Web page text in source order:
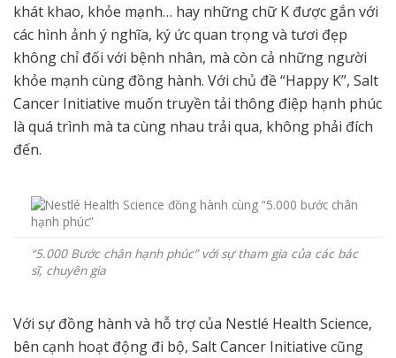
khát khao, khỏe mạnh… hay những chữ K được gắn với
các hình ảnh ý nghĩa, ký ức quan trọng và tươi đẹp
không chỉ đối với bệnh nhân, mà còn cả những người
khỏe mạnh cùng đồng hành. Với chủ đề “Happy K”, Salt
Cancer Initiative muốn truyền tải thông điệp hạnh phúc
là quá trình mà ta cùng nhau trải qua, không phải đích
đến.
“5.000 Bước chân hạnh phúc” với sự tham gia của các bác
sĩ, chuyên gia
Với sự đồng hành và hỗ trợ của Nestlé Health Science,
bên cạnh hoạt động đi bộ, Salt Cancer Initiative cũng